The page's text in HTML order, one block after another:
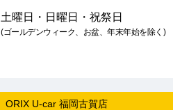
土曜日・日曜日・祝祭日
(ゴールデンウィーク、お盆、年末年始を除く)
ORIX U-car 福岡古賀店